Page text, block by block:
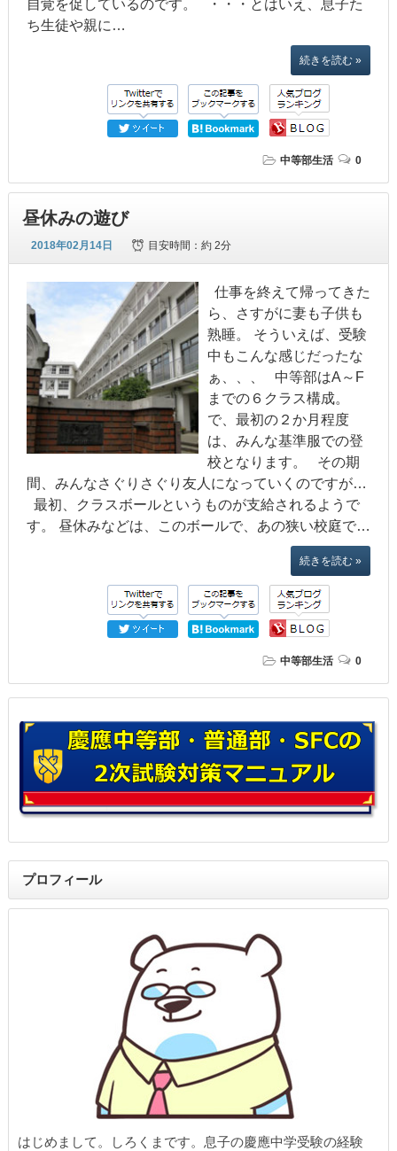
自覚を促しているのです。 ・・・とはいえ、息子た
ち生徒や親に…
続きを読む »
中等部生活 0
昼休みの遊び
2018年02月14日 目安時間：約 2分
仕事を終えて帰ってきた
ら、さすがに妻も子供も
熟睡。 そういえば、受験
中もこんな感じだったな
ぁ、、、 中等部はA～F
までの６クラス構成。
で、最初の２か月程度
は、みんな基準服での登
校となります。 その期
間、みんなさぐりさぐり友人になっていくのですが…
最初、クラスボールというものが支給されるようで
す。 昼休みなどは、このボールで、あの狭い校庭で…
続きを読む »
中等部生活 0
プロフィール
はじめまして。しろくまです。息子の慶應中学受験の経験